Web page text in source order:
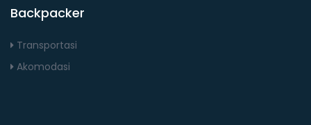
Backpacker
Transportasi
Akomodasi